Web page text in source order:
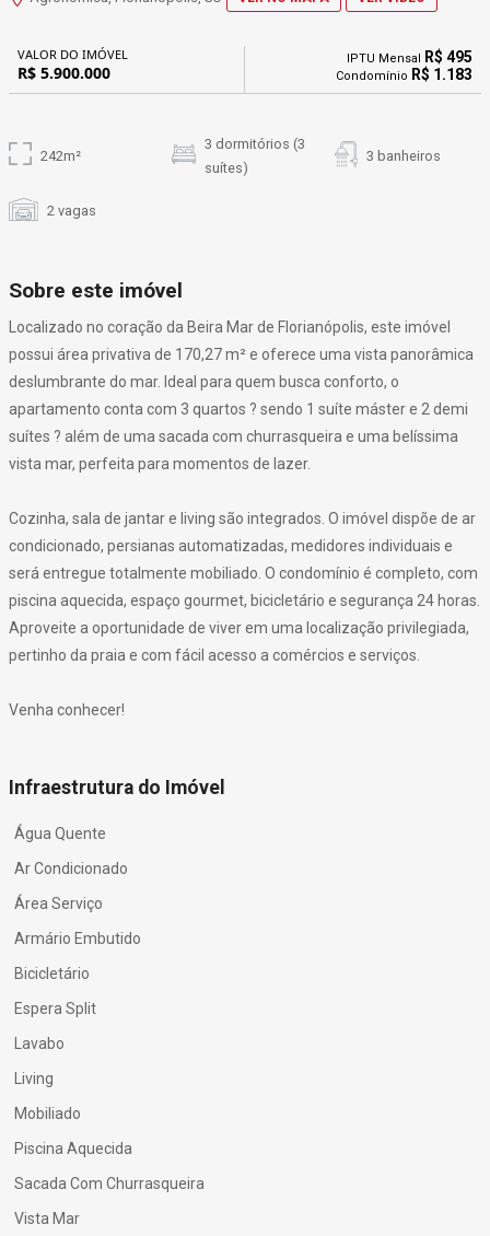
VALOR DO IMÓVEL
R$ 5.900.000
IPTU Mensal R$ 495
Condomínio R$ 1.183
242m²
3 dormitórios (3
suítes)
3 banheiros
2 vagas
Sobre este imóvel
Localizado no coração da Beira Mar de Florianópolis, este imóvel
possui área privativa de 170,27 m² e oferece uma vista panorâmica
deslumbrante do mar. Ideal para quem busca conforto, o
apartamento conta com 3 quartos ? sendo 1 suíte máster e 2 demi
suítes ? além de uma sacada com churrasqueira e uma belíssima
vista mar, perfeita para momentos de lazer.
Cozinha, sala de jantar e living são integrados. O imóvel dispõe de ar
condicionado, persianas automatizadas, medidores individuais e
será entregue totalmente mobiliado. O condomínio é completo, com
piscina aquecida, espaço gourmet, bicicletário e segurança 24 horas.
Aproveite a oportunidade de viver em uma localização privilegiada,
pertinho da praia e com fácil acesso a comércios e serviços.
Venha conhecer!
Infraestrutura do Imóvel
Água Quente
Ar Condicionado
Área Serviço
Armário Embutido
Bicicletário
Espera Split
Lavabo
Living
Mobiliado
Piscina Aquecida
Sacada Com Churrasqueira
Vista Mar